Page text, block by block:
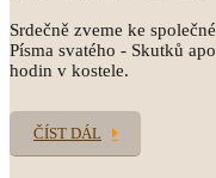
Srdečně zveme ke
Písma svatého - Skutků
hodin v kostele.
ČÍST DÁL